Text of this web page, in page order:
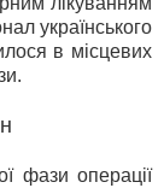
українського
в місцевих
фази операції